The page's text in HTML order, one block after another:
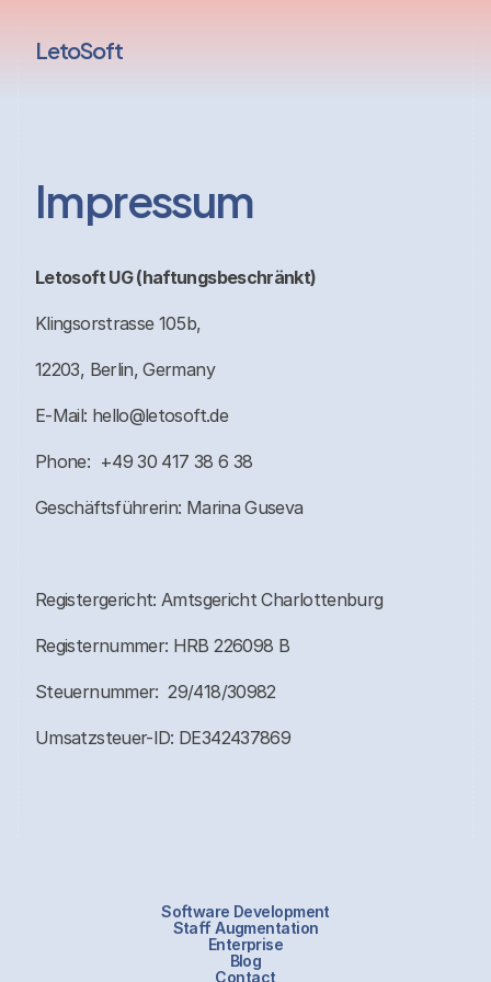
LetoSoft
Impressum
Letosoft UG (haftungsbeschränkt)
Klingsorstrasse 105b,
12203, Berlin, Germany
E-Mail: hello@letosoft.de
Phone: +49 30 417 38 6 38
Geschäftsführerin: Marina Guseva
Registergericht: Amtsgericht Charlottenburg
Registernummer: HRB 226098 B
Steuernummer: 29/418/30982
Umsatzsteuer-ID: DE342437869
Software Development
Staff Augmentation
Enterprise
Blog
Contact